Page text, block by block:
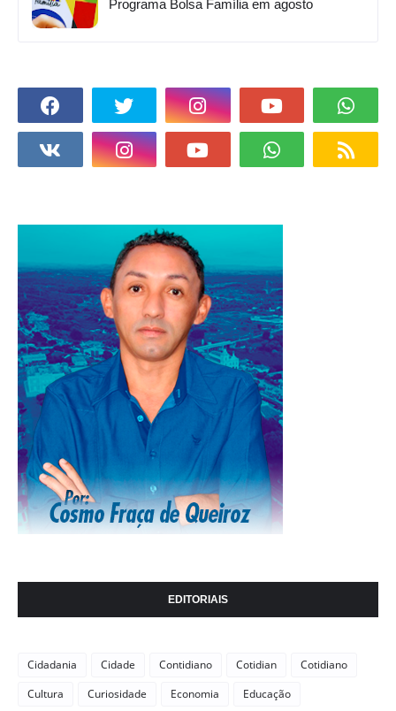
Programa Bolsa Família em agosto
EDITORIAIS
Cidadania Cidade Contidiano Cotidian
Cotidiano
Cultura
Curiosidade Economia Educação